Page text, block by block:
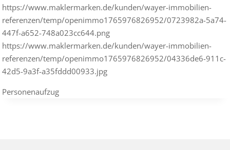
https://www.maklermarken.de/kunden/wayer-immobilien-
referenzen/temp/openimmo1765976826952/0723982a-5a74-
447f-a652-748a023cc644.png
https://www.maklermarken.de/kunden/wayer-immobilien-
referenzen/temp/openimmo1765976826952/04336de6-911c-
42d5-9a3f-a35fddd00933.jpg
Personenaufzug